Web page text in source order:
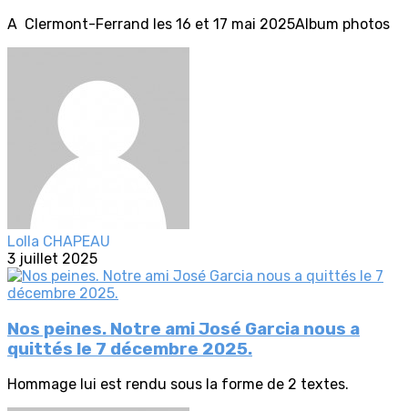
A Clermont-Ferrand les 16 et 17 mai 2025Album photos
Lolla CHAPEAU
3 juillet 2025
Nos peines. Notre ami José Garcia nous a
quittés le 7 décembre 2025.
Hommage lui est rendu sous la forme de 2 textes.